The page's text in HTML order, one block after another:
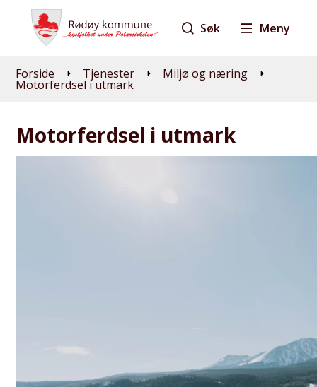
Søk Meny
Du er her:
Forside Tjenester Miljø og næring
Motorferdsel i utmark
Motorferdsel i utmark